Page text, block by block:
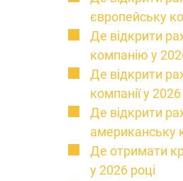
європейську
Де відкрити
компанію у
Де відкрити
компанії у 2026
Де відкрити
американську
Де отримати
у 2026 році